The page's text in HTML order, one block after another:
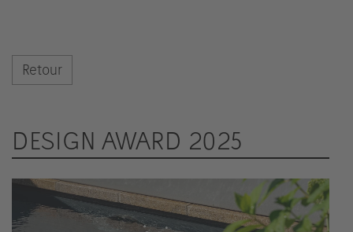
Retour
DESIGN AWARD 2025